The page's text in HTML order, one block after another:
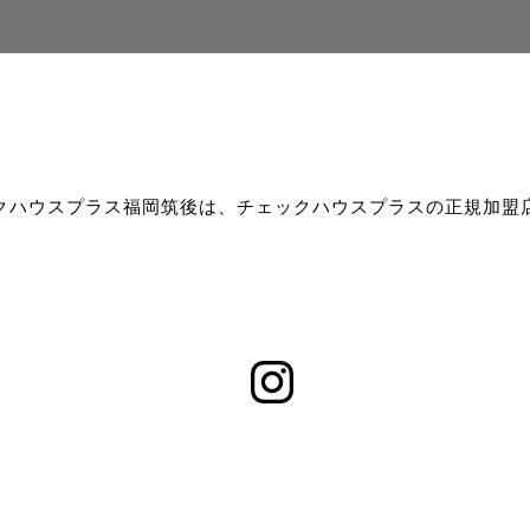
ハウスプラス福岡筑後は、チェックハウスプラスの正規加盟